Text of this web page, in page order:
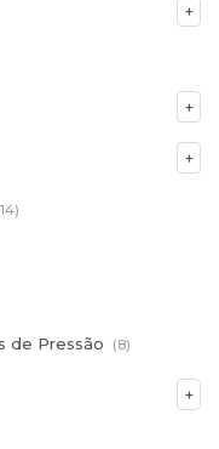
de Pressão (8)